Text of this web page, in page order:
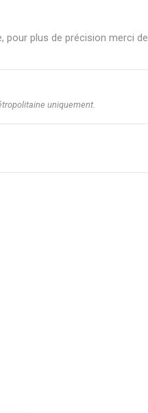
pour plus de précision merci de
uniquement.